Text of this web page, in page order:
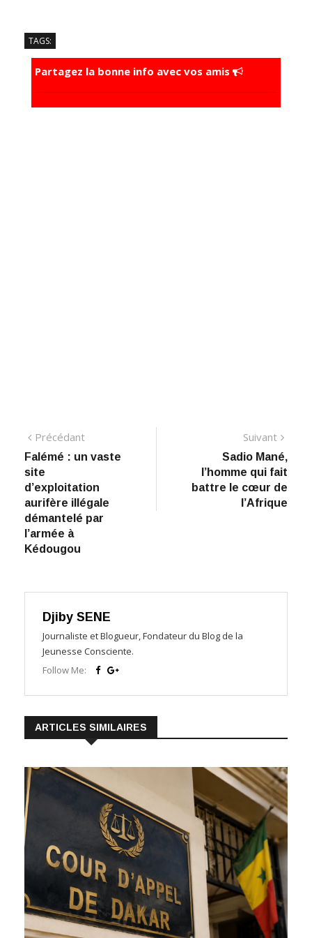
TAGS:
Partagez la bonne info avec vos amis
Navigation
de
l’article
PrécédantPrécédant:
Falémé : un vaste
site
d’exploitation
aurifère illégale
démantelé par
l’armée à
Kédougou
Suivant
Sadio Mané,
l’homme qui fait
battre le cœur de
l’Afrique
Djiby SENE
Journaliste et Blogueur, Fondateur du Blog de la
Jeunesse Consciente.
Follow Me:
ARTICLES SIMILAIRES